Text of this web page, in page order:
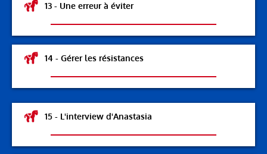
13 - Une erreur à éviter
14 - Gérer les résistances
15 - L'interview d'Anastasia